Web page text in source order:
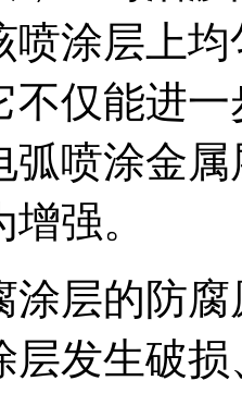
喷涂层上
不仅能进
弧喷涂金
强。
涂层的防
层发生破